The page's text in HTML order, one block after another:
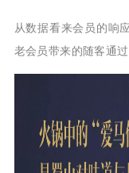
从数据看来会员的响
老会员带来的随客通